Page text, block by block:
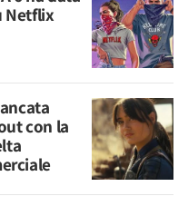
Netflix
con la